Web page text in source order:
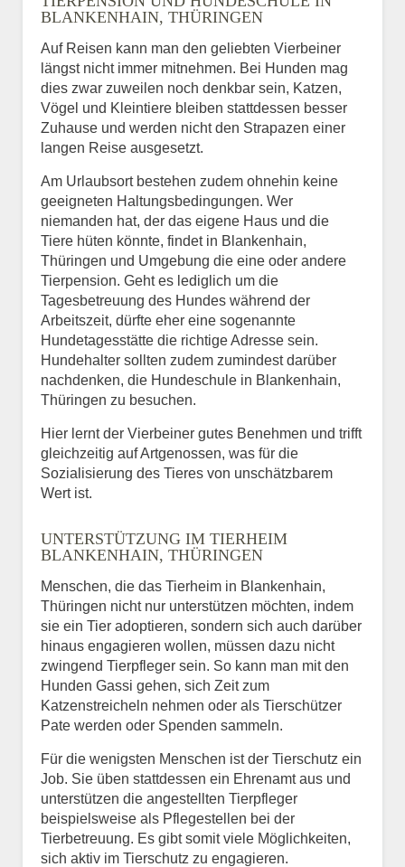
BLANKENHAIN, THÜRINGEN
Auf Reisen kann man den geliebten Vierbeiner
längst nicht immer mitnehmen. Bei Hunden mag
dies zwar zuweilen noch denkbar sein, Katzen,
Vögel und Kleintiere bleiben stattdessen besser
Zuhause und werden nicht den Strapazen einer
langen Reise ausgesetzt.
Am Urlaubsort bestehen zudem ohnehin keine
geeigneten Haltungsbedingungen. Wer
niemanden hat, der das eigene Haus und die
Tiere hüten könnte, findet in Blankenhain,
Thüringen und Umgebung die eine oder andere
Tierpension. Geht es lediglich um die
Tagesbetreuung des Hundes während der
Arbeitszeit, dürfte eher eine sogenannte
Hundetagesstätte die richtige Adresse sein.
Hundehalter sollten zudem zumindest darüber
nachdenken, die Hundeschule in Blankenhain,
Thüringen zu besuchen.
Hier lernt der Vierbeiner gutes Benehmen und trifft
gleichzeitig auf Artgenossen, was für die
Sozialisierung des Tieres von unschätzbarem
Wert ist.
UNTERSTÜTZUNG IM TIERHEIM
BLANKENHAIN, THÜRINGEN
Menschen, die das Tierheim in Blankenhain,
Thüringen nicht nur unterstützen möchten, indem
sie ein Tier adoptieren, sondern sich auch darüber
hinaus engagieren wollen, müssen dazu nicht
zwingend Tierpfleger sein. So kann man mit den
Hunden Gassi gehen, sich Zeit zum
Katzenstreicheln nehmen oder als Tierschützer
Pate werden oder Spenden sammeln.
Für die wenigsten Menschen ist der Tierschutz ein
Job. Sie üben stattdessen ein Ehrenamt aus und
unterstützen die angestellten Tierpfleger
beispielsweise als Pflegestellen bei der
Tierbetreuung. Es gibt somit viele Möglichkeiten,
sich aktiv im Tierschutz zu engagieren.